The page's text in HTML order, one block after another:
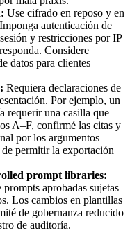
Use cifrado en reposo y en
autenticación de
y restricciones por IP
Considere
datos para clientes
Requiera declaraciones de
Por ejemplo, un
requerir una casilla que
A–F, confirmé las citas y
por los argumentos
de permitir la exportación
prompt libraries:
aprobadas sujetas
Los cambios en plantillas
de gobernanza reducido
de auditoría.